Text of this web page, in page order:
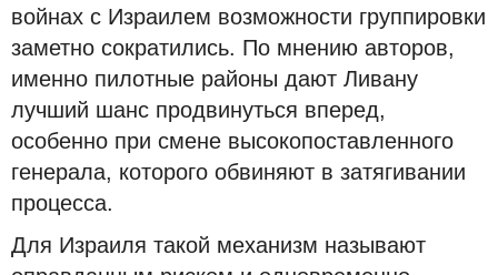
войнах с Израилем возможности группировки
заметно сократились. По мнению авторов,
именно пилотные районы дают Ливану
лучший шанс продвинуться вперед,
особенно при смене высокопоставленного
генерала, которого обвиняют в затягивании
процесса.
Для Израиля такой механизм называют